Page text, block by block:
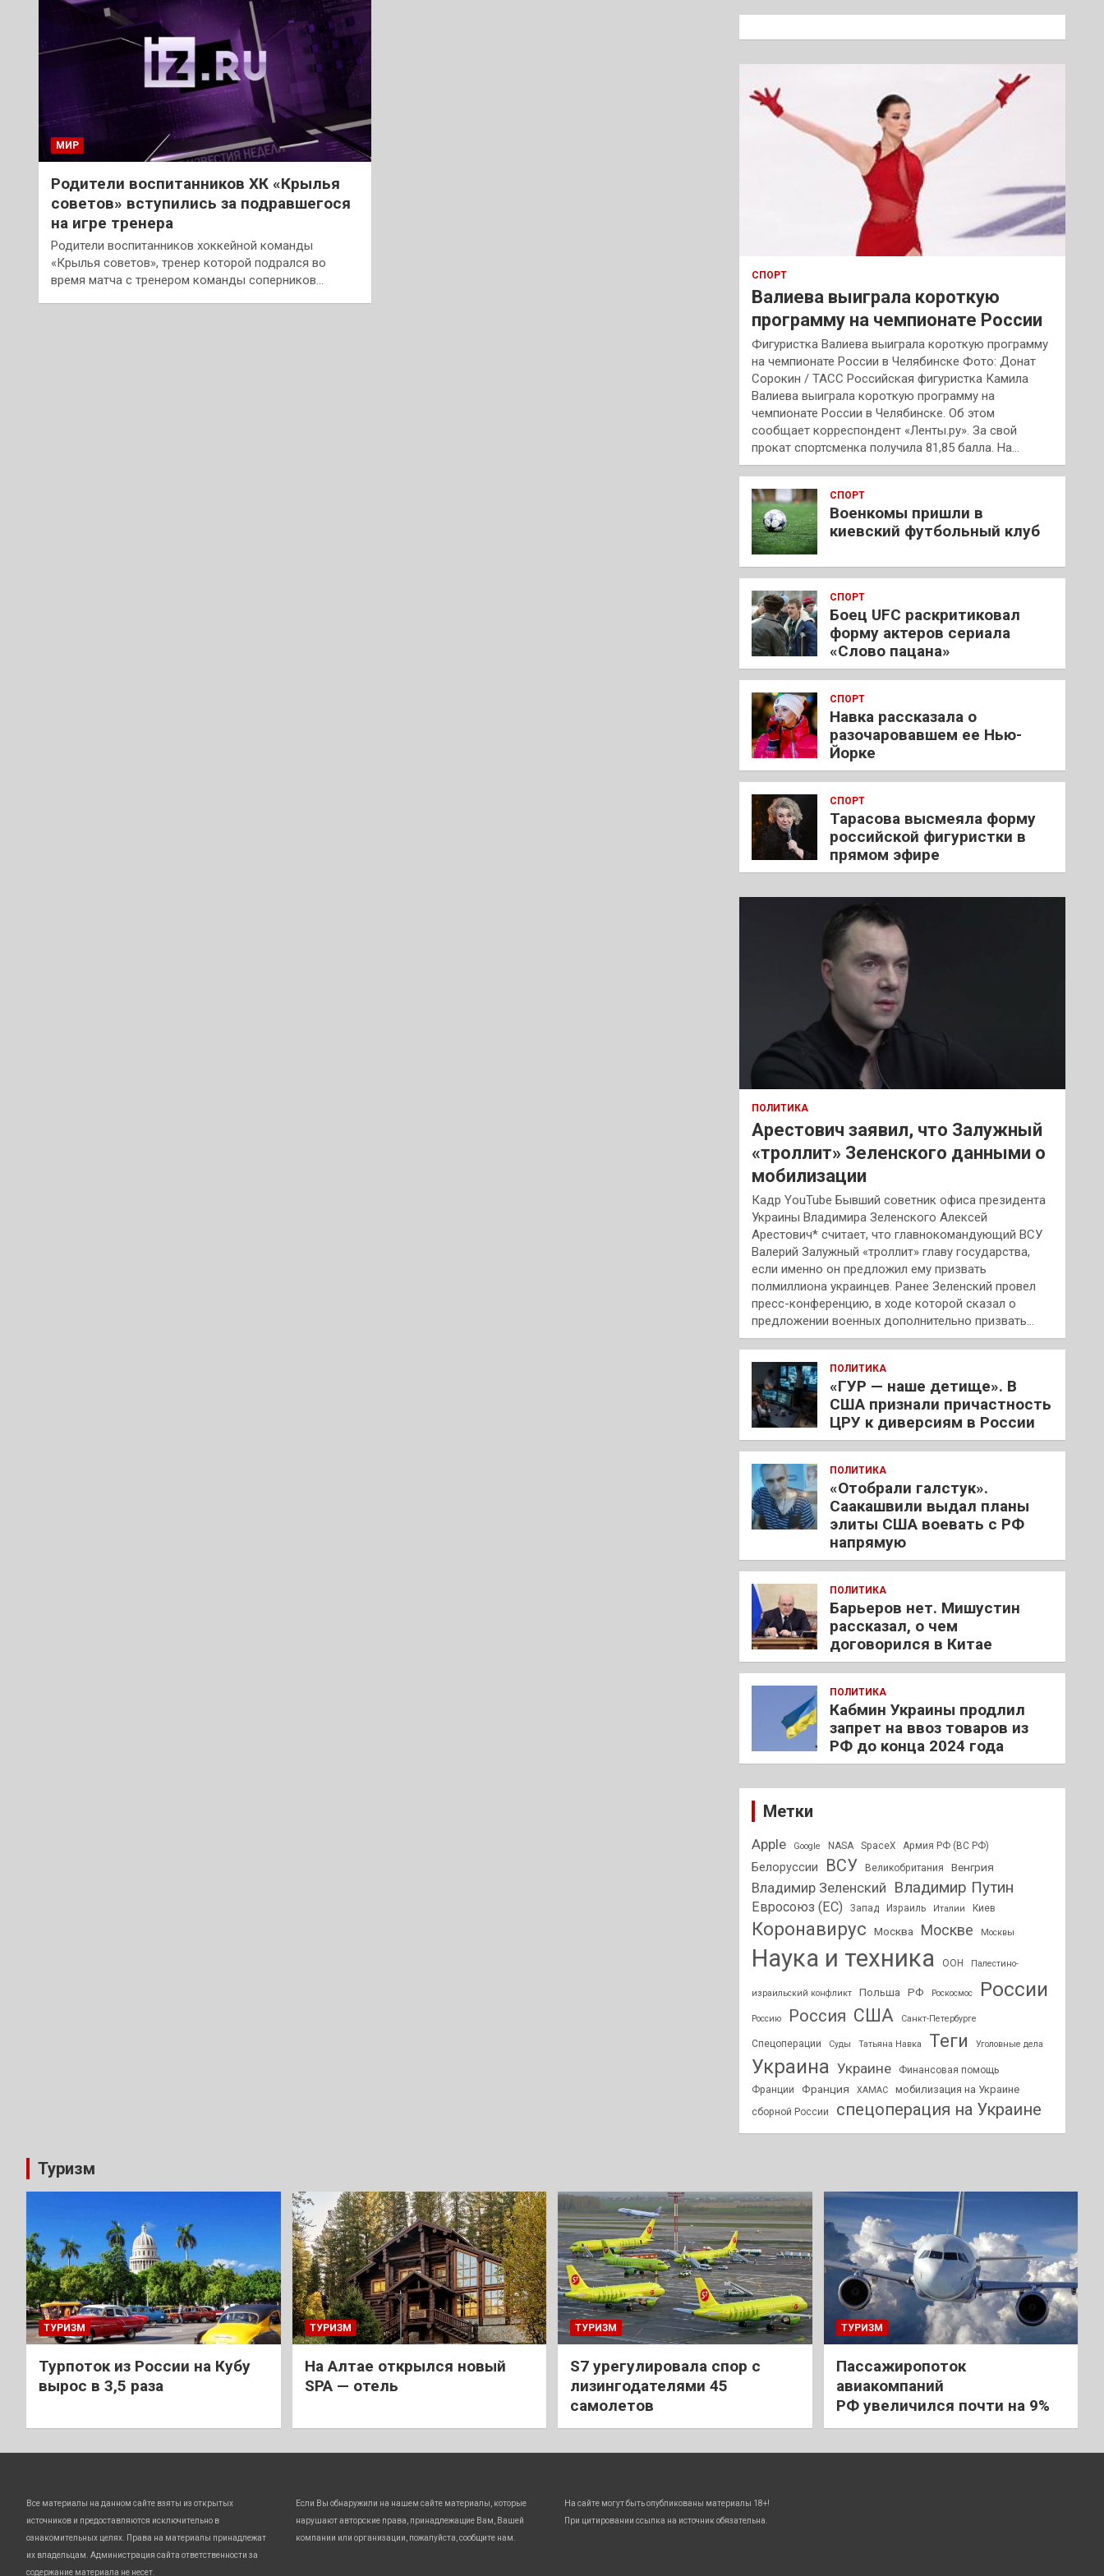
МИР
Родители воспитанников ХК «Крылья
советов» вступились за подравшегося
на игре тренера
Родители воспитанников хоккейной команды
«Крылья советов», тренер которой подрался во
время матча с тренером команды соперников…
к
СПОРТ
Валиева выиграла короткую
программу на чемпионате России
Фигуристка Валиева выиграла короткую программу
на чемпионате России в Челябинске Фото: Донат
Сорокин / ТАСС Российская фигуристка Камила
Валиева выиграла короткую программу на
чемпионате России в Челябинске. Об этом
сообщает корреспондент «Ленты.ру». За свой
прокат спортсменка получила 81,85 балла. На…
СПОРТ
Военкомы пришли в
киевский футбольный клуб
СПОРТ
Боец UFC раскритиковал
форму актеров сериала
«Слово пацана»
СПОРТ
Навка рассказала о
разочаровавшем ее Нью-
Йорке
СПОРТ
Тарасова высмеяла форму
российской фигуристки в
прямом эфире
ПОЛИТИКА
Арестович заявил, что Залужный
«троллит» Зеленского данными о
мобилизации
Кадр YouTube Бывший советник офиса президента
Украины Владимира Зеленского Алексей
Арестович* считает, что главнокомандующий ВСУ
Валерий Залужный «троллит» главу государства,
если именно он предложил ему призвать
полмиллиона украинцев. Ранее Зеленский провел
пресс-конференцию, в ходе которой сказал о
предложении военных дополнительно призвать…
ПОЛИТИКА
«ГУР — наше детище». В
США признали причастность
ЦРУ к диверсиям в России
ПОЛИТИКА
«Отобрали галстук».
Саакашвили выдал планы
элиты США воевать с РФ
напрямую
ПОЛИТИКА
Барьеров нет. Мишустин
рассказал, о чем
договорился в Китае
ПОЛИТИКА
Кабмин Украины продлил
запрет на ввоз товаров из
РФ до конца 2024 года
Метки
Apple Google NASA SpaceX Армия РФ (ВС РФ)
Белоруссии ВСУ Великобритания Венгрия
Владимир Зеленский Владимир Путин
Евросоюз (ЕС) Запад Израиль Италии Киев
Коронавирус Москва Москве Москвы
Наука и техника ООН Палестино-
израильский конфликт Польша РФ Роскосмос России
Россию Россия США Санкт-Петербурге
Спецоперации Суды Татьяна Навка Теги Уголовные дела
Украина Украине
Финансовая помощь
Франции
Франция ХАМАС мобилизация на Украине
сборной России спецоперация на Украине
Туризм
ТУРИЗМ
Турпоток из России на Кубу
вырос в 3,5 раза
ТУРИЗМ
На Алтае открылся новый
SPA — отель
ТУРИЗМ
S7 урегулировала спор с
лизингодателями 45
самолетов
ТУРИЗМ
Пассажиропоток
авиакомпаний
РФ увеличился почти на 9%
Все материалы на данном сайте взяты из открытых
источников и предоставляются исключительно в
ознакомительных целях. Права на материалы принадлежат
их владельцам. Администрация сайта ответственности за
содержание материала не несет.
Если Вы обнаружили на нашем сайте материалы, которые
нарушают авторские права, принадлежащие Вам, Вашей
компании или организации, пожалуйста, сообщите нам.
На сайте могут быть опубликованы материалы 18+!
При цитировании ссылка на источник обязательна.